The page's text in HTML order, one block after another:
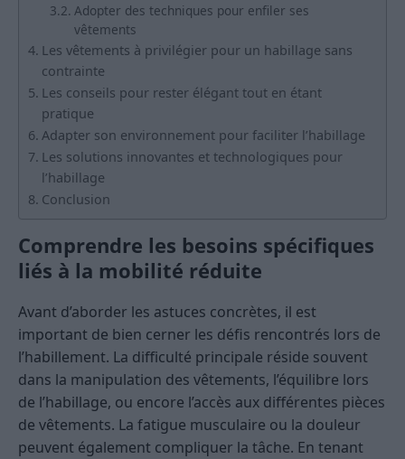
Adopter des techniques pour enfiler ses
vêtements
Les vêtements à privilégier pour un habillage sans
contrainte
Les conseils pour rester élégant tout en étant
pratique
Adapter son environnement pour faciliter l’habillage
Les solutions innovantes et technologiques pour
l’habillage
Conclusion
Comprendre les besoins spécifiques
liés à la mobilité réduite
Avant d’aborder les astuces concrètes, il est
important de bien cerner les défis rencontrés lors de
l’habillement. La difficulté principale réside souvent
dans la manipulation des vêtements, l’équilibre lors
de l’habillage, ou encore l’accès aux différentes pièces
de vêtements. La fatigue musculaire ou la douleur
peuvent également compliquer la tâche. En tenant